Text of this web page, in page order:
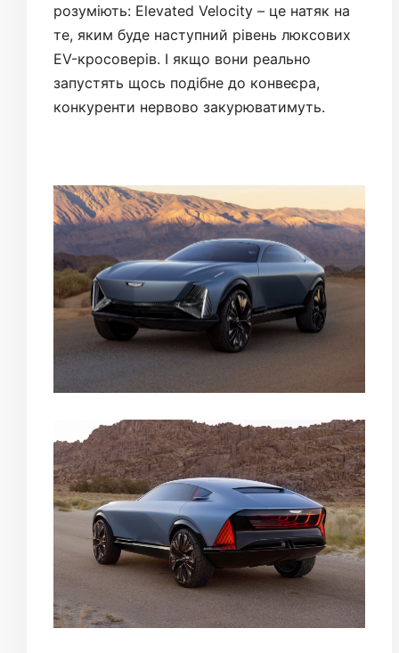
розуміють: Elevated Velocity – це натяк на
те, яким буде наступний рівень люксових
EV-кросоверів. І якщо вони реально
запустять щось подібне до конвеєра,
конкуренти нервово закурюватимуть.